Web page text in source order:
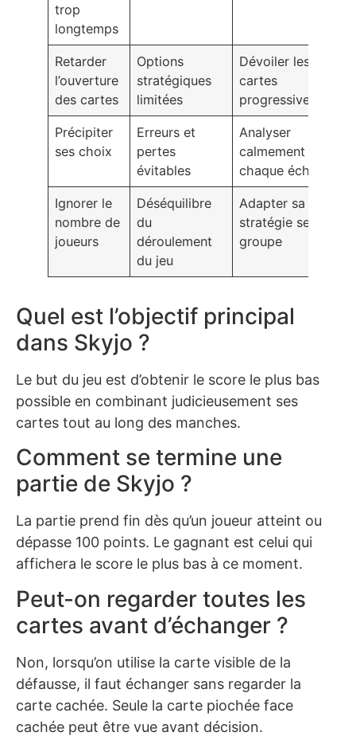
trop
longtemps
Retarder
l’ouverture
des cartes
Options
stratégiques
limitées
Dévoiler les
cartes
progressivement
Précipiter
ses choix
Erreurs et
pertes
évitables
Analyser
calmement avant
chaque échange
Ignorer le
nombre de
joueurs
Déséquilibre
du
déroulement
du jeu
Adapter sa
stratégie selon le
groupe
Quel est l’objectif principal
dans Skyjo ?
Le but du jeu est d’obtenir le score le plus bas
possible en combinant judicieusement ses
cartes tout au long des manches.
Comment se termine une
partie de Skyjo ?
La partie prend fin dès qu’un joueur atteint ou
dépasse 100 points. Le gagnant est celui qui
affichera le score le plus bas à ce moment.
Peut-on regarder toutes les
cartes avant d’échanger ?
Non, lorsqu’on utilise la carte visible de la
défausse, il faut échanger sans regarder la
carte cachée. Seule la carte piochée face
cachée peut être vue avant décision.